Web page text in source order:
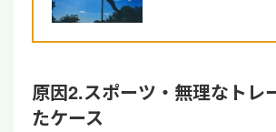
原因2.スポーツ・無理なトレ
たケース